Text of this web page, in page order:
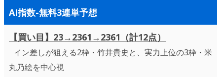
AI指数-無料3連単予想
【買い目】23→2361→2361（計12点）
イン差しが狙える2枠・竹井貴史と、実力上位の3枠・米
丸乃絵を中心視